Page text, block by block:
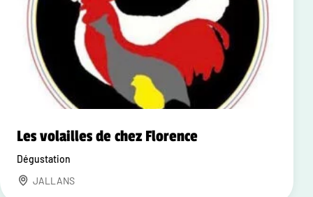
Les volailles de chez Florence
Dégustation
JALLANS